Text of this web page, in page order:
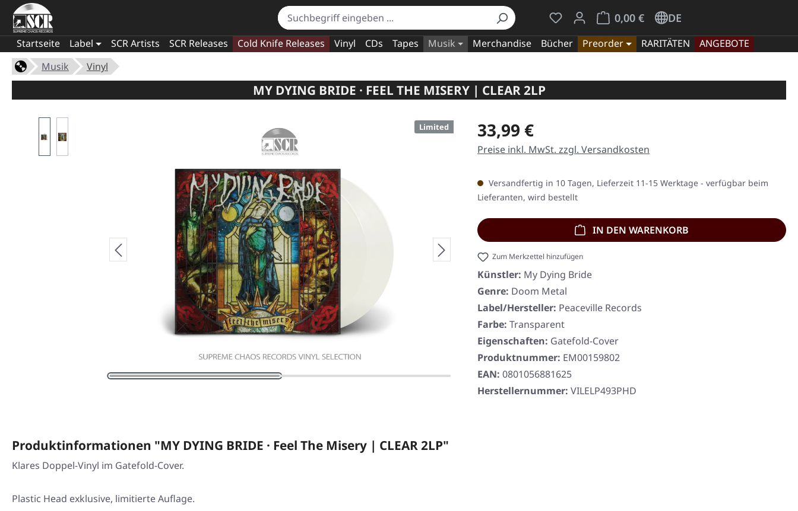
Du hast 0 Produkte auf dem Merkzettel
0,00 €
Warenkorb enthält 0 Positionen. Der
DE
Startseite Label SCR Artists SCR Releases Cold Knife Releases Vinyl CDs Tapes Musik Merchandise Bücher Preorder RARITÄTEN
ANGEBOTE
Musik
Vinyl
MY DYING BRIDE · FEEL THE MISERY | CLEAR 2LP
Limited Regulärer Preis:
33,99 €
Preise inkl. MwSt. zzgl. Versandkosten
Versandfertig in 10 Tagen, Lieferzeit 11-15 Werktage - verfügbar beim
Lieferanten, wird bestellt
IN DEN WARENKORB
Zum Merkzettel hinzufügen
Künstler: My Dying Bride
Genre: Doom Metal
Label/Hersteller: Peaceville Records
Farbe: Transparent
Eigenschaften: Gatefold-Cover
Produktnummer: EM00159802
EAN: 0801056881625
Herstellernummer: VILELP493PHD
Produktinformationen "MY DYING BRIDE · Feel The Misery | CLEAR 2LP"
Klares Doppel-Vinyl im Gatefold-Cover.
Plastic Head exklusive, limitierte Auflage.